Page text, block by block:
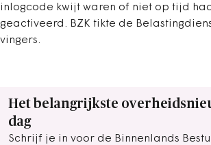
inlogcode kwijt waren of niet op tijd
geactiveerd. BZK tikte de
vingers.
Het belangrijkste
dag
Schrijf je in voor de Binnenlands